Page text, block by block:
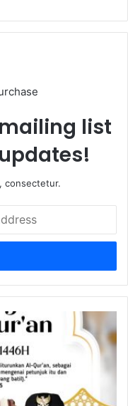
list
consectetur.